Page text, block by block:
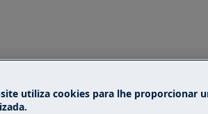
manual de utilizador do seu
ou manutenção.
utiliza cookies para lhe proporcionar